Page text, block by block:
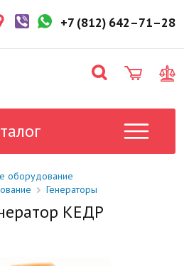
дней.
1-2 рабочих
отсутствует на
+7 (812) 642–71–28
оборудование
Генераторы
КЕДР